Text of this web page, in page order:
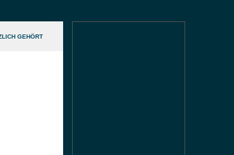
GEHÖRT